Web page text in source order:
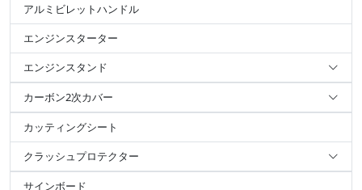
アルミビレットハンドル
エンジンスターター
エンジンスタンド
カーボン2次カバー
カッティングシート
クラッシュプロテクター
サインボード